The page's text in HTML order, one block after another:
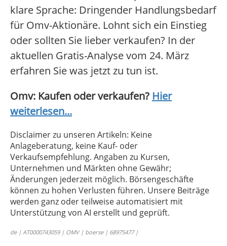
klare Sprache: Dringender Handlungsbedarf
für Omv-Aktionäre. Lohnt sich ein Einstieg
oder sollten Sie lieber verkaufen? In der
aktuellen Gratis-Analyse vom 24. März
erfahren Sie was jetzt zu tun ist.
Omv: Kaufen oder verkaufen? Hier
weiterlesen...
Disclaimer zu unseren Artikeln: Keine
Anlageberatung, keine Kauf- oder
Verkaufsempfehlung. Angaben zu Kursen,
Unternehmen und Märkten ohne Gewähr;
Änderungen jederzeit möglich. Börsengeschäfte
können zu hohen Verlusten führen. Unsere Beiträge
werden ganz oder teilweise automatisiert mit
Unterstützung von AI erstellt und geprüft.
de | AT0000743059 | OMV | boerse | 68975477 |